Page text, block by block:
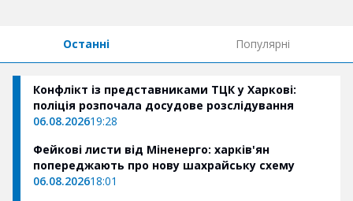
Останні Популярні
Конфлікт із представниками ТЦК у Харкові:
поліція розпочала досудове розслідування
06.08.202619:28
Фейкові листи від Міненерго: харків'ян
попереджають про нову шахрайську схему
06.08.202618:01